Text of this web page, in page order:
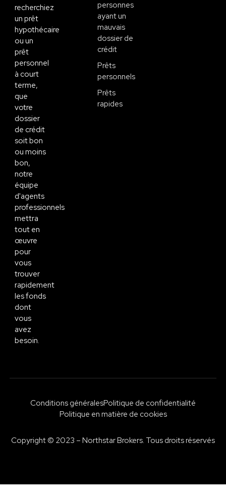
recherchiez
un prêt
hypothécaire
ou un
prêt
personnel
à court
terme,
que
votre
dossier
de crédit
soit bon
ou moins
bon,
notre
équipe
d'agents
professionnels
mettra
tout en
œuvre
pour
vous
trouver
rapidement
les fonds
dont
vous
avez
besoin.
personnes
ayant un
mauvais
dossier de
crédit
Prêts
personnels
Prêts
rapides
Copyright © 2023 – Northstar Brokers. Tous droits réservés
Conditions généralesPolitique de confidentialité
Politique en matière de cookies